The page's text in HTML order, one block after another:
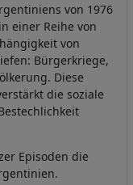
von 1976
einer Reihe von
von
Bürgerkriege,
Diese
die soziale
Episoden die